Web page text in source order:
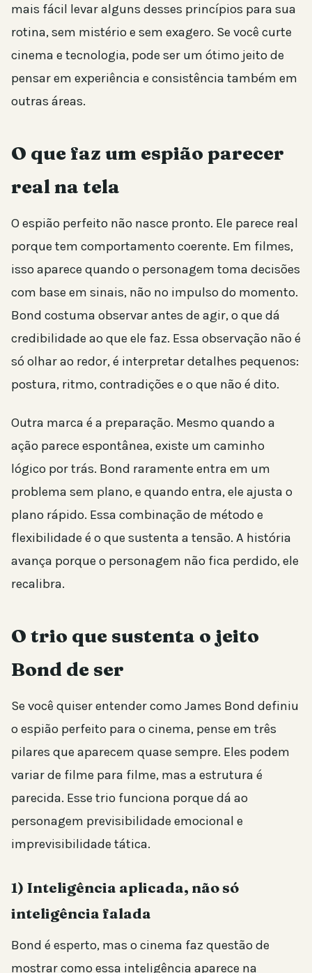
mais fácil levar alguns desses princípios para sua
rotina, sem mistério e sem exagero. Se você curte
cinema e tecnologia, pode ser um ótimo jeito de
pensar em experiência e consistência também em
outras áreas.
O que faz um espião parecer
real na tela
O espião perfeito não nasce pronto. Ele parece real
porque tem comportamento coerente. Em filmes,
isso aparece quando o personagem toma decisões
com base em sinais, não no impulso do momento.
Bond costuma observar antes de agir, o que dá
credibilidade ao que ele faz. Essa observação não é
só olhar ao redor, é interpretar detalhes pequenos:
postura, ritmo, contradições e o que não é dito.
Outra marca é a preparação. Mesmo quando a
ação parece espontânea, existe um caminho
lógico por trás. Bond raramente entra em um
problema sem plano, e quando entra, ele ajusta o
plano rápido. Essa combinação de método e
flexibilidade é o que sustenta a tensão. A história
avança porque o personagem não fica perdido, ele
recalibra.
O trio que sustenta o jeito
Bond de ser
Se você quiser entender como James Bond definiu
o espião perfeito para o cinema, pense em três
pilares que aparecem quase sempre. Eles podem
variar de filme para filme, mas a estrutura é
parecida. Esse trio funciona porque dá ao
personagem previsibilidade emocional e
imprevisibilidade tática.
1) Inteligência aplicada, não só
inteligência falada
Bond é esperto, mas o cinema faz questão de
mostrar como essa inteligência aparece na